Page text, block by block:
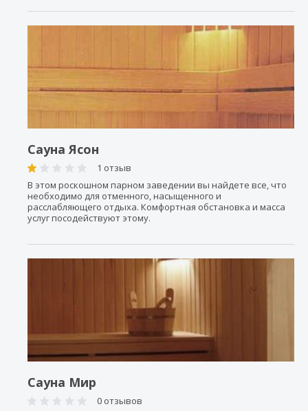
Сауна Ясон
1 отзыв
В этом роскошном парном заведении вы найдете все, что
необходимо для отменного, насыщенного и
расслабляющего отдыха. Комфортная обстановка и масса
услуг посодействуют этому.
Сауна Мир
0 отзывов